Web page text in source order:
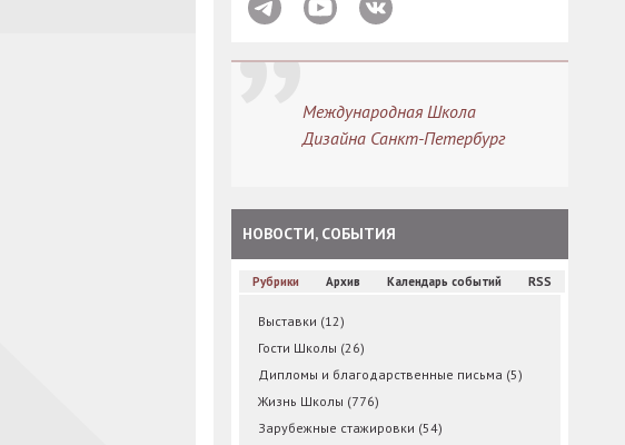
Международная Школа
Дизайна Санкт-Петербург
НОВОСТИ, СОБЫТИЯ
Рубрики Архив Календарь событий RSS
Выставки (12)
Гости Школы (26)
Дипломы и благодарственные письма (5)
Жизнь Школы (776)
Зарубежные стажировки (54)